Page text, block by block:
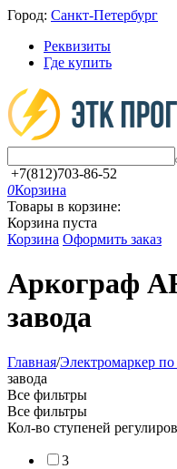
Город: Санкт-Петербург
Реквизиты
Где купить
+7(812)703-86-52
0Корзина
Товары в корзине:
Корзина пуста
Корзина Оформить заказ
Аркограф
завода
Главная/Электромаркер по
завода
Все фильтры
Все фильтры
Кол-во ступеней
3